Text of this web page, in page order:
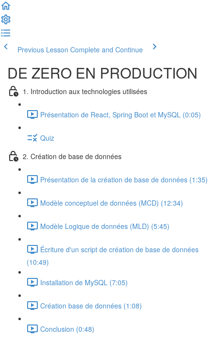
Previous Lesson Complete and Continue
DE ZERO EN PRODUCTION
1. Introduction aux technologies utilisées
Présentation de React, Spring Boot et MySQL (0:05)
Quiz
2. Création de base de données
Présentation de la création de base de données (1:35)
Modèle conceptuel de données (MCD) (12:34)
Modèle Logique de données (MLD) (5:45)
Écriture d'un script de création de base de données
(10:49)
Installation de MySQL (7:05)
Création base de données (1:08)
Conclusion (0:48)